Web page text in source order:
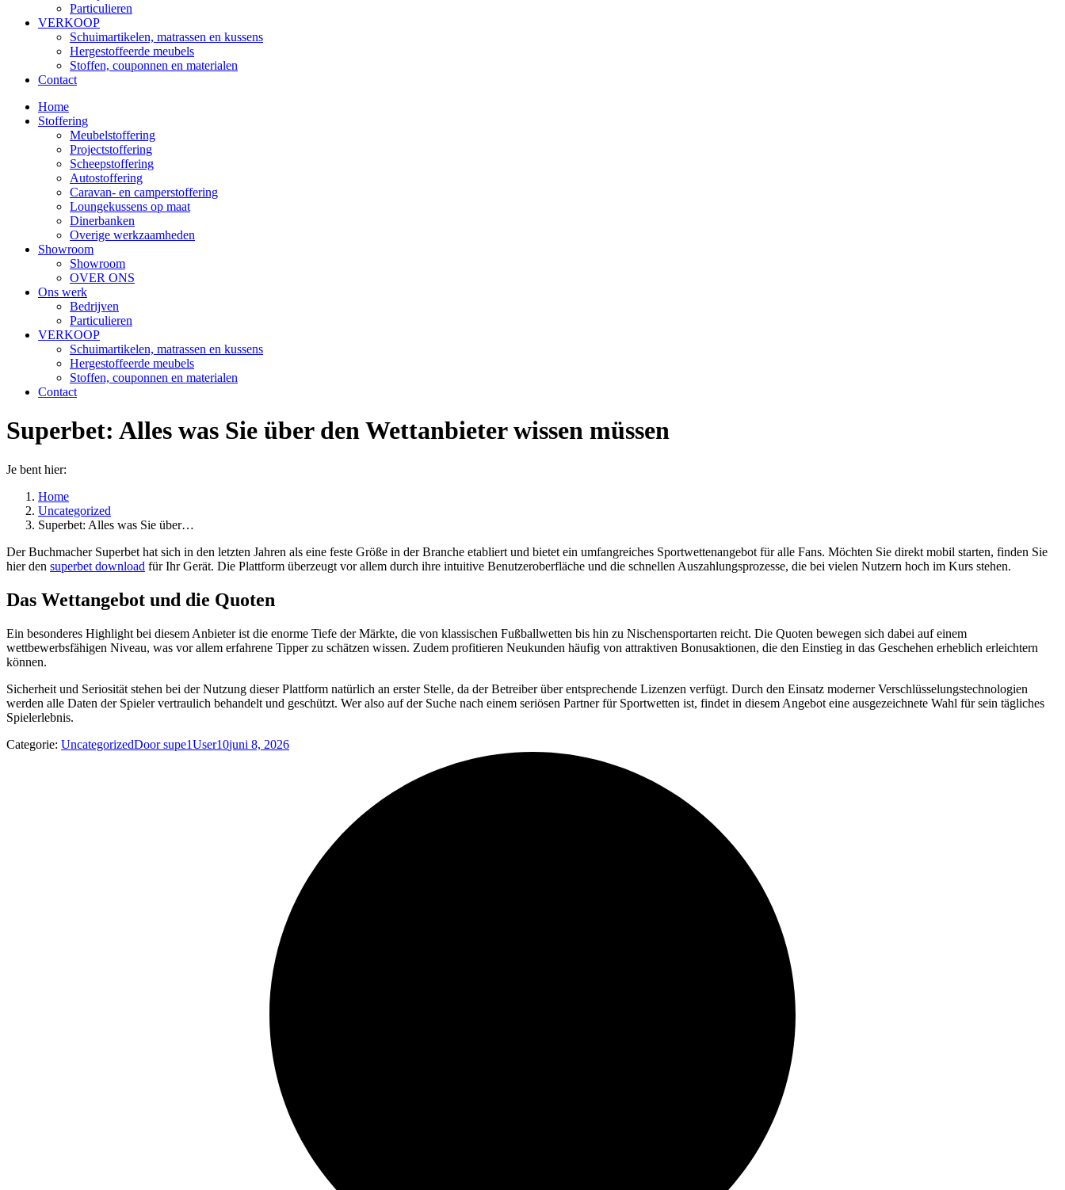
Particulieren
VERKOOP
Schuimartikelen, matrassen en kussens
Hergestoffeerde meubels
Stoffen, couponnen en materialen
Contact
Home
Stoffering
Meubelstoffering
Projectstoffering
Scheepstoffering
Autostoffering
Caravan- en camperstoffering
Loungekussens op maat
Dinerbanken
Overige werkzaamheden
Showroom
Showroom
OVER ONS
Ons werk
Bedrijven
Particulieren
VERKOOP
Schuimartikelen, matrassen en kussens
Hergestoffeerde meubels
Stoffen, couponnen en materialen
Contact
Superbet: Alles was Sie über den Wettanbieter wissen müssen
Je bent hier:
Home
Uncategorized
Superbet: Alles was Sie über…
Der Buchmacher Superbet hat sich in den letzten Jahren als eine feste Größe in der Branche etabliert und bietet ein umfangreiches Sportwettenangebot für alle Fans. Möchten Sie direkt mobil starten, finden Sie
hier den superbet download für Ihr Gerät. Die Plattform überzeugt vor allem durch ihre intuitive Benutzeroberfläche und die schnellen Auszahlungsprozesse, die bei vielen Nutzern hoch im Kurs stehen.
Das Wettangebot und die Quoten
Ein besonderes Highlight bei diesem Anbieter ist die enorme Tiefe der Märkte, die von klassischen Fußballwetten bis hin zu Nischensportarten reicht. Die Quoten bewegen sich dabei auf einem
wettbewerbsfähigen Niveau, was vor allem erfahrene Tipper zu schätzen wissen. Zudem profitieren Neukunden häufig von attraktiven Bonusaktionen, die den Einstieg in das Geschehen erheblich erleichtern
können.
Sicherheit und Seriosität stehen bei der Nutzung dieser Plattform natürlich an erster Stelle, da der Betreiber über entsprechende Lizenzen verfügt. Durch den Einsatz moderner Verschlüsselungstechnologien
werden alle Daten der Spieler vertraulich behandelt und geschützt. Wer also auf der Suche nach einem seriösen Partner für Sportwetten ist, findet in diesem Angebot eine ausgezeichnete Wahl für sein tägliches
Spielerlebnis.
Categorie: UncategorizedDoorsupe1User10juni 8, 2026